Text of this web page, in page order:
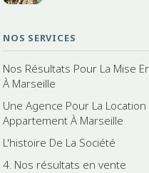
NOS SERVICES
Nos Résultats Pour La Mise
À Marseille
Une Agence Pour La
Appartement À Marseille
L'histoire De La Société
4. Nos résultats en vente